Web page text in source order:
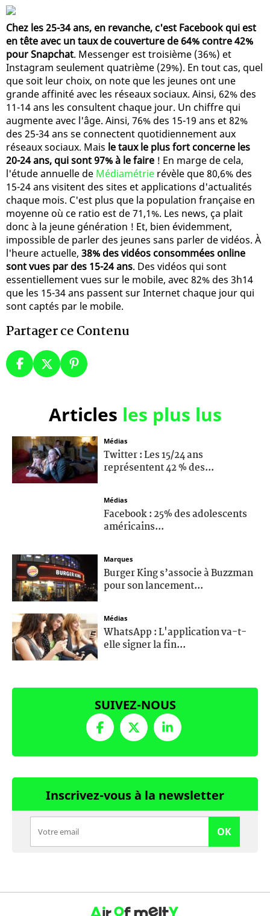
Chez les 25-34 ans, en revanche, c'est Facebook qui est
en tête avec un taux de couverture de 64% contre 42%
pour Snapchat. Messenger est troisième (36%) et
Instagram seulement quatrième (29%). En tout cas, quel
que soit leur choix, on note que les jeunes ont une
grande affinité avec les réseaux sociaux. Ainsi, 62% des
11-14 ans les consultent chaque jour. Un chiffre qui
augmente avec l'âge. Ainsi, 76% des 15-19 ans et 82%
des 25-34 ans se connectent quotidiennement aux
réseaux sociaux. Mais le taux le plus fort concerne les
20-24 ans, qui sont 97% à le faire ! En marge de cela,
l'étude annuelle de Médiamétrie révèle que 80,6% des
15-24 ans visitent des sites et applications d'actualités
chaque mois. C'est plus que la population française en
moyenne où ce ratio est de 71,1%. Les news, ça plait
donc à la jeune génération ! Et, bien évidemment,
impossible de parler des jeunes sans parler de vidéos. À
l'heure actuelle, 38% des vidéos consommées online
sont vues par des 15-24 ans. Des vidéos qui sont
essentiellement vues sur le mobile, avec 82% des 3h14
que les 15-34 ans passent sur Internet chaque jour qui
sont captés par le mobile.
Partager ce Contenu
Articles les plus lus
Médias
Twitter : Les 15/24 ans
représentent 42 % des...
Médias
Facebook : 25% des adolescents
américains...
Marques
Burger King s’associe à Buzzman
pour son lancement...
Médias
WhatsApp : L'application va-t-
elle signer la fin...
SUIVEZ-NOUS
Inscrivez-vous à la newsletter
OK